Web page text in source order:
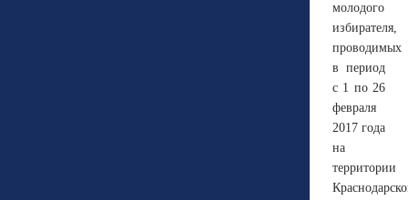
молодого
избирателя,
проводимых
в период
с 1 по 26
февраля
2017 года
на
территории